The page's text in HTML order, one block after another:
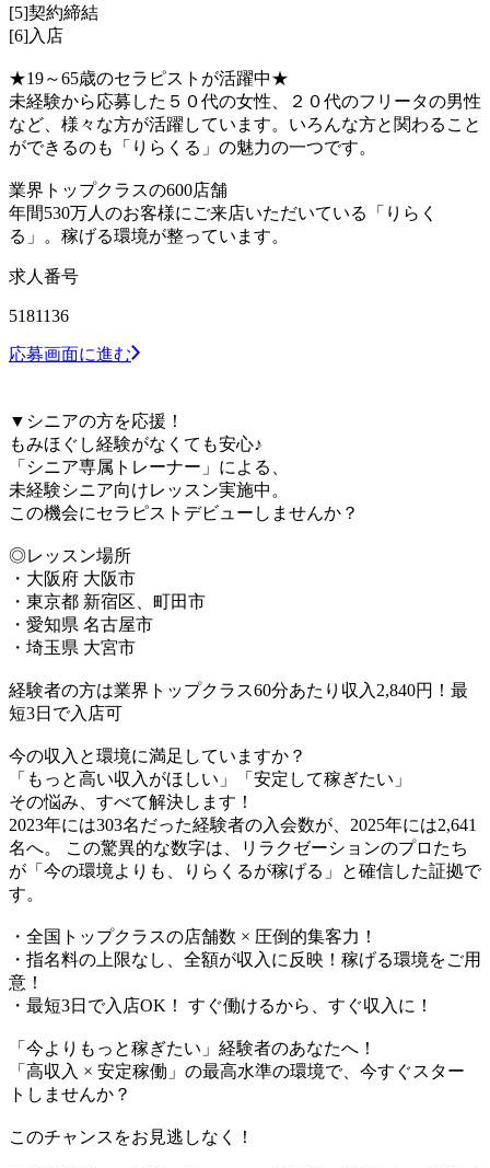
[5]契約締結
[6]入店
★19～65歳のセラピストが活躍中★
未経験から応募した５０代の女性、２０代のフリータの男性
など、様々な方が活躍しています。いろんな方と関わること
ができるのも「りらくる」の魅力の一つです。
業界トップクラスの600店舗
年間530万人のお客様にご来店いただいている「りらく
る」。稼げる環境が整っています。
求人番号
5181136
応募画面に進む
▼シニアの方を応援！
もみほぐし経験がなくても安心♪
「シニア専属トレーナー」による、
未経験シニア向けレッスン実施中。
この機会にセラピストデビューしませんか？
◎レッスン場所
・大阪府 大阪市
・東京都 新宿区、町田市
・愛知県 名古屋市
・埼玉県 大宮市
経験者の方は業界トップクラス60分あたり収入2,840円！最
短3日で入店可
今の収入と環境に満足していますか？
「もっと高い収入がほしい」「安定して稼ぎたい」
その悩み、すべて解決します！
2023年には303名だった経験者の入会数が、2025年には2,641
名へ。 この驚異的な数字は、リラクゼーションのプロたち
が「今の環境よりも、りらくるが稼げる」と確信した証拠で
す。
・全国トップクラスの店舗数 × 圧倒的集客力！
・指名料の上限なし、全額が収入に反映！稼げる環境をご用
意！
・最短3日で入店OK！ すぐ働けるから、すぐ収入に！
「今よりもっと稼ぎたい」経験者のあなたへ！
「高収入 × 安定稼働」の最高水準の環境で、今すぐスター
トしませんか？
このチャンスをお見逃しなく！